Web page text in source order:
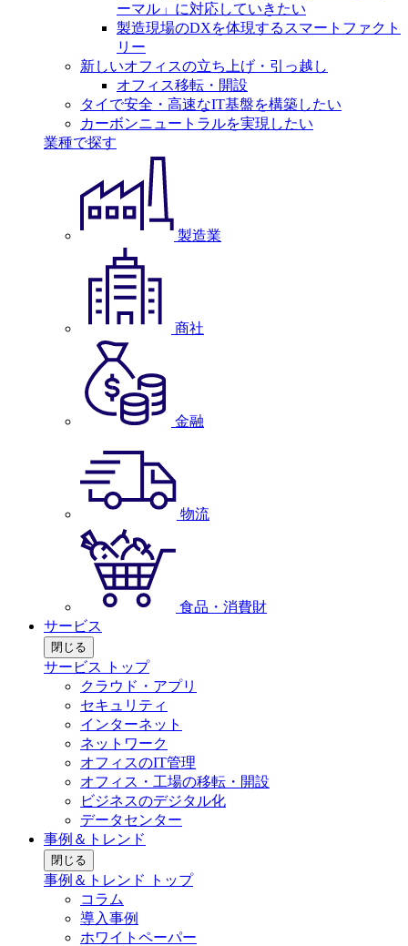
ーマル」に対応していきたい
製造現場のDXを体現するスマートファクト
リー
新しいオフィスの立ち上げ・引っ越し
オフィス移転・開設
タイで安全・高速なIT基盤を構築したい
カーボンニュートラルを実現したい
業種で探す
製造業
商社
金融
物流
食品・消費財
サービス
閉じる
サービス トップ
クラウド・アプリ
セキュリティ
インターネット
ネットワーク
オフィスのIT管理
オフィス・工場の移転・開設
ビジネスのデジタル化
データセンター
事例＆トレンド
閉じる
事例＆トレンド トップ
コラム
導入事例
ホワイトペーパー